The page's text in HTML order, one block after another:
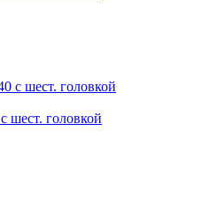
шест. головкой